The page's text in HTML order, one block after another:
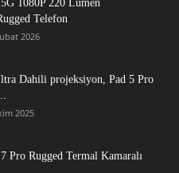
1080P 220 Lümen
Telefon
2026
Dahili projeksiyon, Pad 5 Pro
2025
Pro Rugged Termal Kamaralı